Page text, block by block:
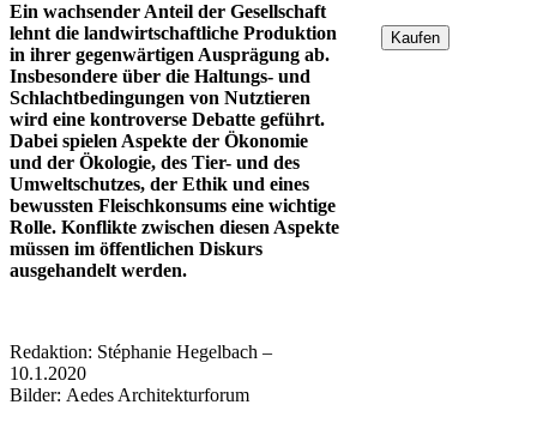
Ein wachsender Anteil der Gesellschaft
lehnt die landwirtschaftliche Produktion
in ihrer gegenwärtigen Ausprägung ab.
Insbesondere über die Haltungs- und
Schlachtbedingungen von Nutztieren
wird eine kontroverse Debatte geführt.
Dabei spielen Aspekte der Ökonomie
und der Ökologie, des Tier- und des
Umweltschutzes, der Ethik und eines
bewussten Fleischkonsums eine wichtige
Rolle. Konflikte zwischen diesen Aspekte
müssen im öffentlichen Diskurs
ausgehandelt werden.
Redaktion: Stéphanie Hegelbach –
10.1.2020
Bilder: Aedes Architekturforum